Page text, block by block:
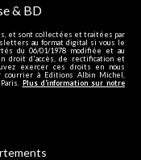
& BD
et sont collectées et traitées par
au format digital si vous le
du 06/01/1978 modifiée et au
droit d'accès, de rectification et
exercer ces droits en nous
courrier à Editions Albin Michel,
Plus d’information sur notre